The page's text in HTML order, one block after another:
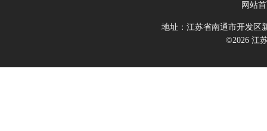
网站
地址：江苏省南通市开发区
©2026 江